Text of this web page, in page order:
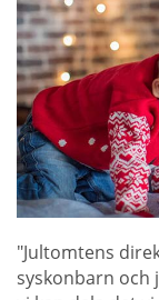
"Jultomtens
syskonbarn och